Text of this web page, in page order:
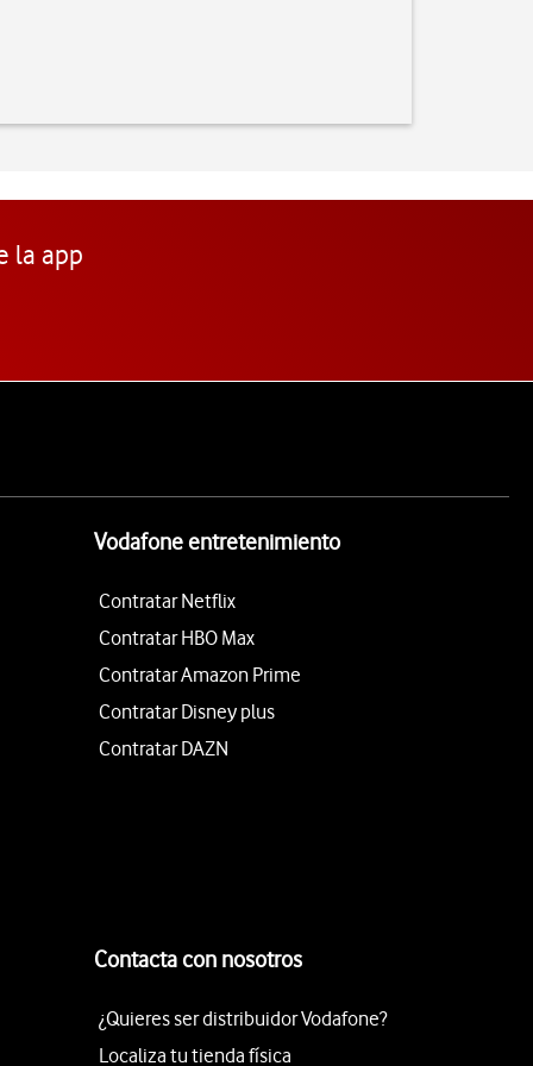
la app
Vodafone entretenimiento
Contratar Netflix
Contratar HBO Max
Contratar Amazon Prime
Contratar Disney plus
Contratar DAZN
Contacta con nosotros
¿Quieres ser distribuidor Vodafone?
Localiza tu tienda física